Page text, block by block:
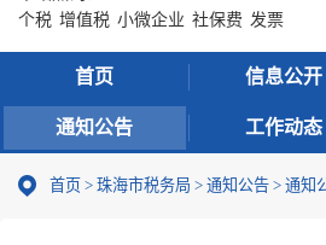
个税 增值税 小微企业 社保费 发票
首页 信息公开
通知公告 工作动态
首页 > 珠海市税务局 > 通知公告 > 通知